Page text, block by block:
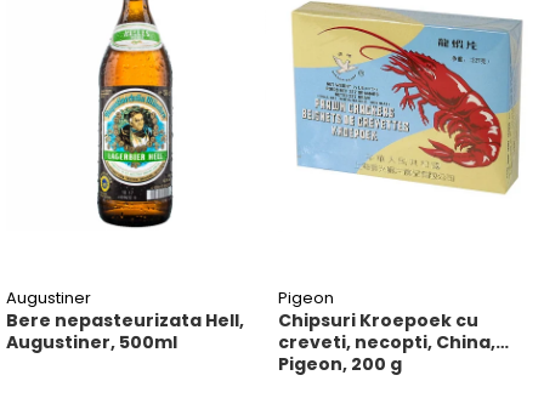
Augustiner
Bere nepasteurizata Hell,
Augustiner, 500ml
Pigeon
Chipsuri Kroepoek cu
creveti, necopti, China,
Pigeon, 200 g